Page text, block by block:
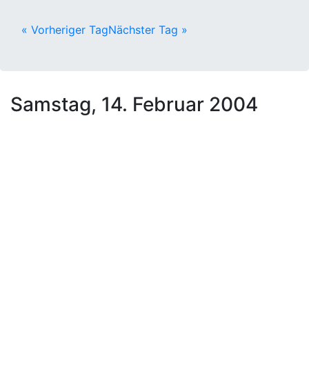
« Vorheriger TagNächster Tag »
Samstag, 14. Februar 2004